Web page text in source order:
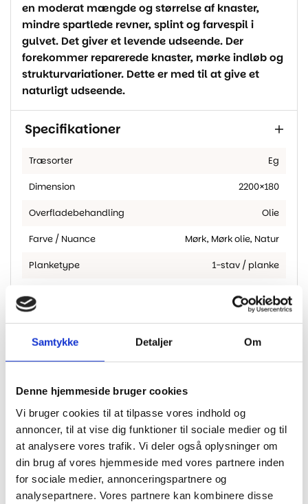
Samtykke Detaljer Om
Denne hjemmeside bruger cookies
Vi bruger cookies til at tilpasse vores indhold og
annoncer, til at vise dig funktioner til sociale medier og til
at analysere vores trafik. Vi deler også oplysninger om
din brug af vores hjemmeside med vores partnere inden
for sociale medier, annonceringspartnere og
analysepartnere. Vores partnere kan kombinere disse
en moderat mængde og størrelse af knaster,
mindre spartlede revner, splint og farvespil i
gulvet. Det giver et levende udseende. Der
forekommer reparerede knaster, mørke indløb og
strukturvariationer. Dette er med til at give et
naturligt udseende.
Specifikationer
Træsorter Eg
Dimension 2200×180
Overfladebehandling Olie
Farve / Nuance Mørk, Mørk olie, Natur
Planketype 1-stav / planke
Montering
Limfri loc – M5 låsesystem –
M2 Pr. Pakke
Fas 2-sidet fas
Gulvvarme Egnet til gulvvarme